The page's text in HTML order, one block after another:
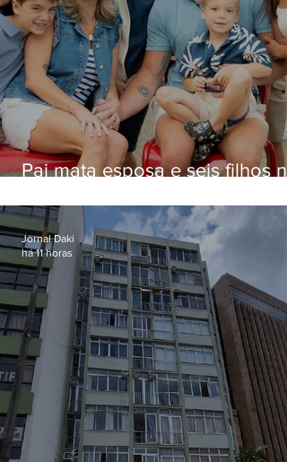
Pai mata esposa e seis filhos
Jornal Daki
há 11 horas